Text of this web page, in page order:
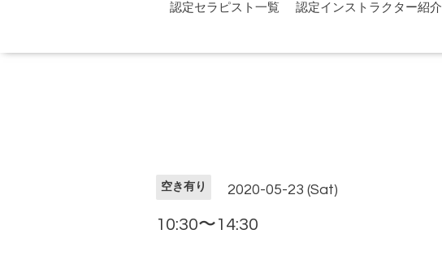
認定セラピスト一覧
認定インストラクター紹介
空き有り 2020-05-23 (Sat)
10:30〜14:30